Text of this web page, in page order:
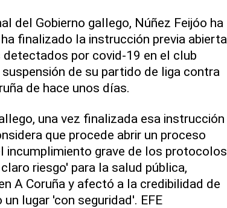
del Gobierno gallego, Núñez Feijóo ha
finalizado la instrucción previa abierta
por covid-19 en el club
de su partido de liga contra
de hace unos días.
una vez finalizada esa instrucción
que procede abrir un proceso
incumplimiento grave de los protocolos
riesgo' para la salud pública,
A Coruña y afectó a la credibilidad de
lugar 'con seguridad'. EFE